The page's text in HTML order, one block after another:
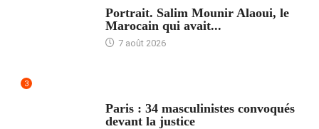
Portrait. Salim Mounir Alaoui, le
Marocain qui avait...
7 août 2026
3
Paris : 34 masculinistes convoqués
devant la justice